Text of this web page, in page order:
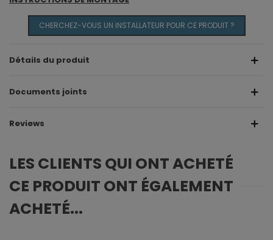
CHERCHEZ-VOUS UN INSTALLATEUR POUR CE PRODUIT ?
Détails du produit
Documents joints
Reviews
LES CLIENTS QUI ONT ACHETÉ
CE PRODUIT ONT ÉGALEMENT
ACHETÉ...